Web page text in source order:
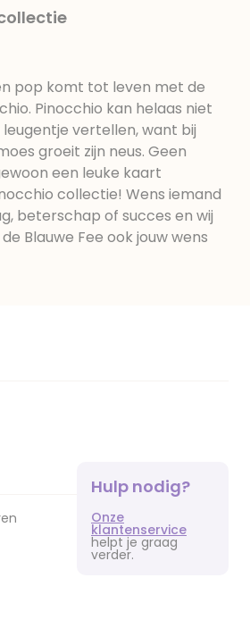
pop komt tot leven met de
Pinocchio kan helaas niet
vertellen, want bij
groeit zijn neus. Geen
een leuke kaart
collectie! Wens iemand
beterschap of succes en wij
Blauwe Fee ook jouw wens
Hulp nodig?
Onze
klantenservice
helpt je graag
verder.